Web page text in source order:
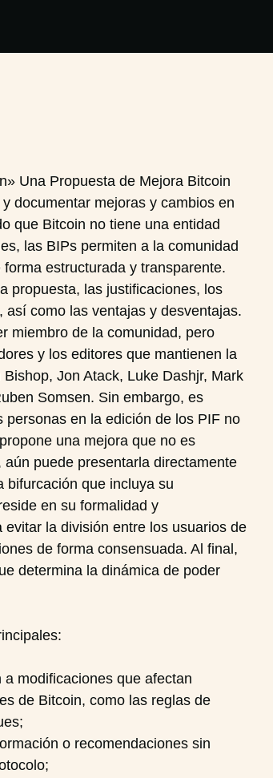
Una Propuesta de Mejora Bitcoin
documentar mejoras y cambios en
que Bitcoin no tiene una entidad
las BIPs permiten a la comunidad
estructurada y transparente.
propuesta, las justificaciones, los
como las ventajas y desventajas.
miembro de la comunidad, pero
y los editores que mantienen la
Jon Atack, Luke Dashjr, Mark
Somsen. Sin embargo, es
en la edición de los PIF no
una mejora que no es
puede presentarla directamente
bifurcación que incluya su
en su formalidad y
la división entre los usuarios de
de forma consensuada. Al final,
determina la dinámica de poder
modificaciones que afectan
de Bitcoin, como las reglas de
o recomendaciones sin